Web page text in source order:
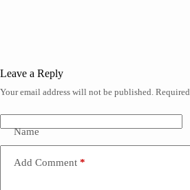
Leave a Reply
Your email address will not be published.
Name
Add Comment *